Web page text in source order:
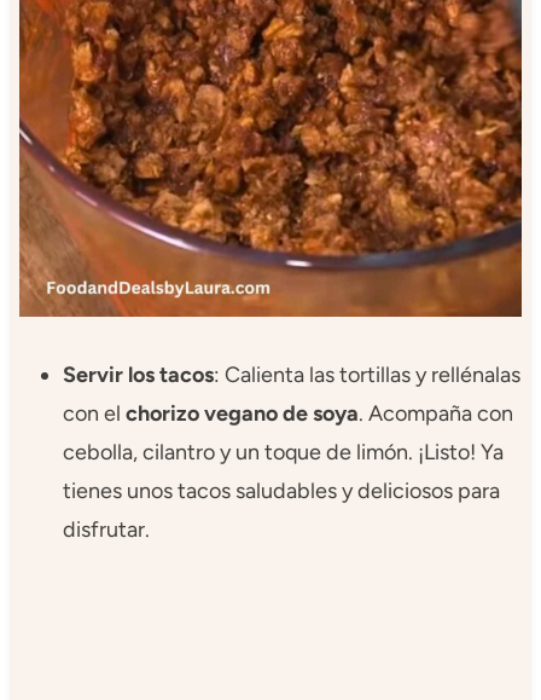
Servir los tacos: Calienta las tortillas y rellénalas
con el chorizo vegano de soya. Acompaña con
cebolla, cilantro y un toque de limón. ¡Listo! Ya
tienes unos tacos saludables y deliciosos para
disfrutar.